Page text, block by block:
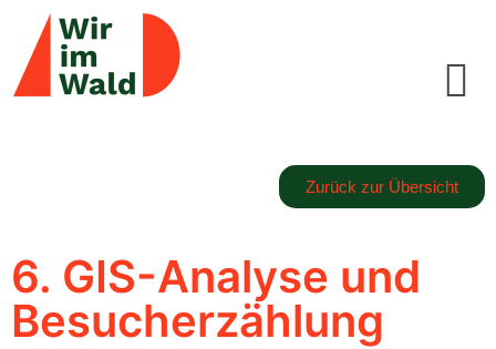
Zurück zur Übersicht
6. GIS-Analyse und
Besucherzählung